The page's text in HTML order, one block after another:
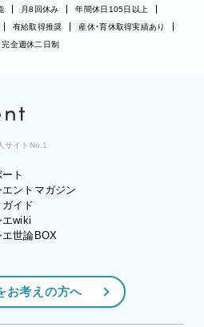
月8回休み
年間休日105日以上
有給取得推奨
産休・育休取得実績あり
完全週休二日制
サイトNo.1
ト
ントマガジン
イド
wiki
世論BOX
お考えの方へ